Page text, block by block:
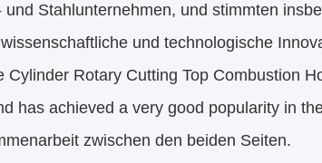
Stahlunternehmen, und stimmten
und technologische
Rotary Cutting Top Combustion
has achieved a very good popularity in
zwischen den beiden Seiten.